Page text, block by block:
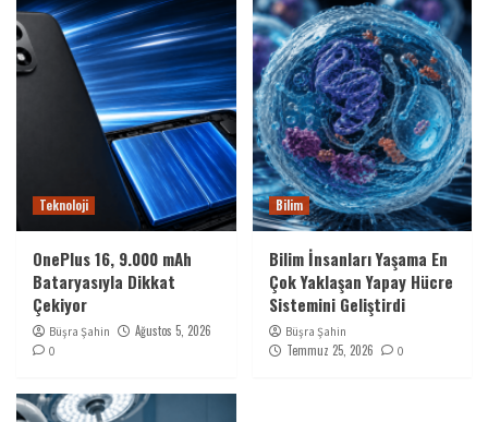
Teknoloji
OnePlus 16, 9.000 mAh
Bataryasıyla Dikkat
Çekiyor
Büşra Şahin Ağustos 5, 2026
0
Bilim
Bilim İnsanları Yaşama En
Çok Yaklaşan Yapay Hücre
Sistemini Geliştirdi
Büşra Şahin
Temmuz 25, 2026 0